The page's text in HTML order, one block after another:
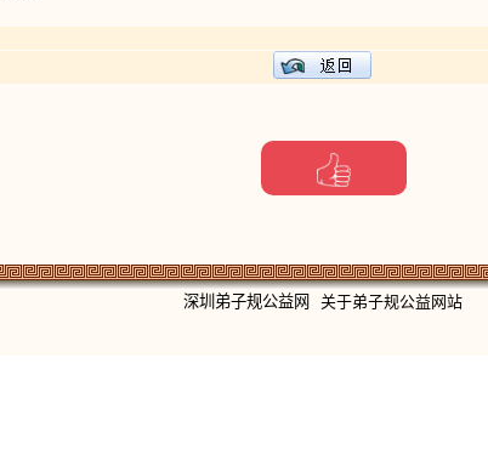
深圳弟子规公益网 关于弟子规公益网站